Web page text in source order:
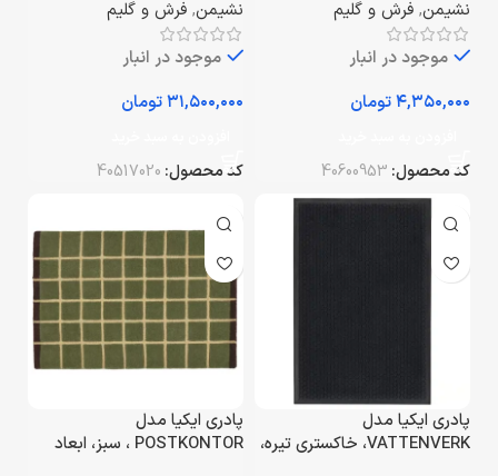
نشیمن, فرش و گلیم
موجود در انبار
تومان
کد محصول: 40600953
نشیمن, فرش و گلیم
موجود در انبار
تومان
کد محصول: 40517020
پادری ایکیا مدل
VATTENVERK، خاکستری تیره،
پادری ایکیا مدل
POSTKONTOR ، سبز، ابعاد